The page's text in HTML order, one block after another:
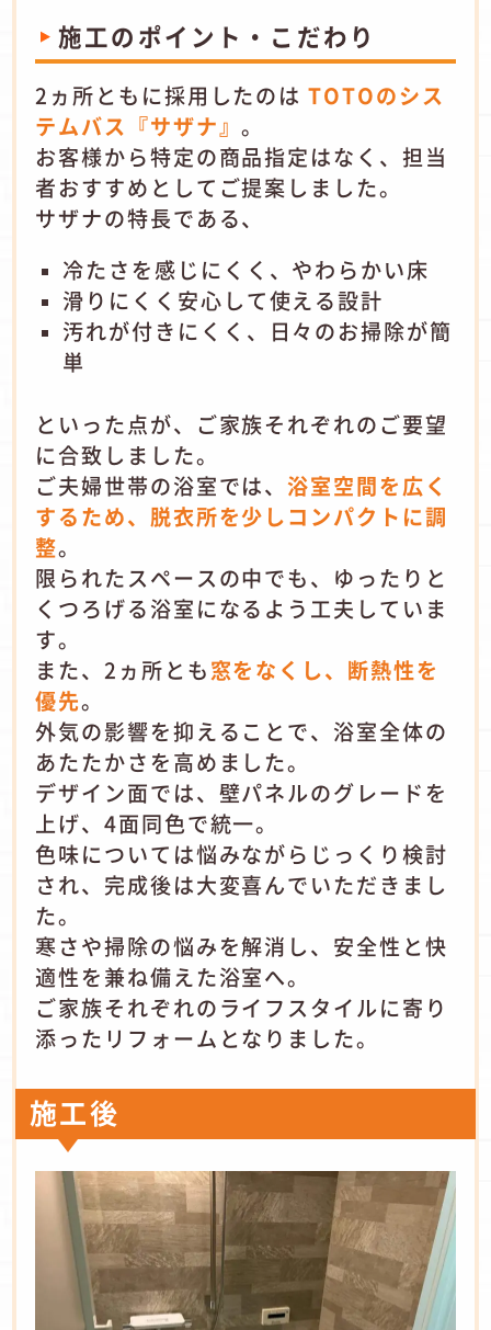
施工のポイント・こだわり
2ヵ所ともに採用したのはTOTOのシス
テムバス『サザナ』。
お客様から特定の商品指定はなく、担当
者おすすめとしてご提案しました。
サザナの特長である、
冷たさを感じにくく、やわらかい床
滑りにくく安心して使える設計
汚れが付きにくく、日々のお掃除が簡
単
といった点が、ご家族それぞれのご要望
に合致しました。
ご夫婦世帯の浴室では、浴室空間を広く
するため、脱衣所を少しコンパクトに調
整。
限られたスペースの中でも、ゆったりと
くつろげる浴室になるよう工夫していま
す。
また、2ヵ所とも窓をなくし、断熱性を
優先。
外気の影響を抑えることで、浴室全体の
あたたかさを高めました。
デザイン面では、壁パネルのグレードを
上げ、4面同色で統一。
色味については悩みながらじっくり検討
され、完成後は大変喜んでいただきまし
た。
寒さや掃除の悩みを解消し、安全性と快
適性を兼ね備えた浴室へ。
ご家族それぞれのライフスタイルに寄り
添ったリフォームとなりました。
施工後